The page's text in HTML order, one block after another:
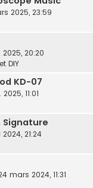
2025, 23:59
2025, 20:20
DIY
KD-07
11:01
21:24
mars 2024, 11:31